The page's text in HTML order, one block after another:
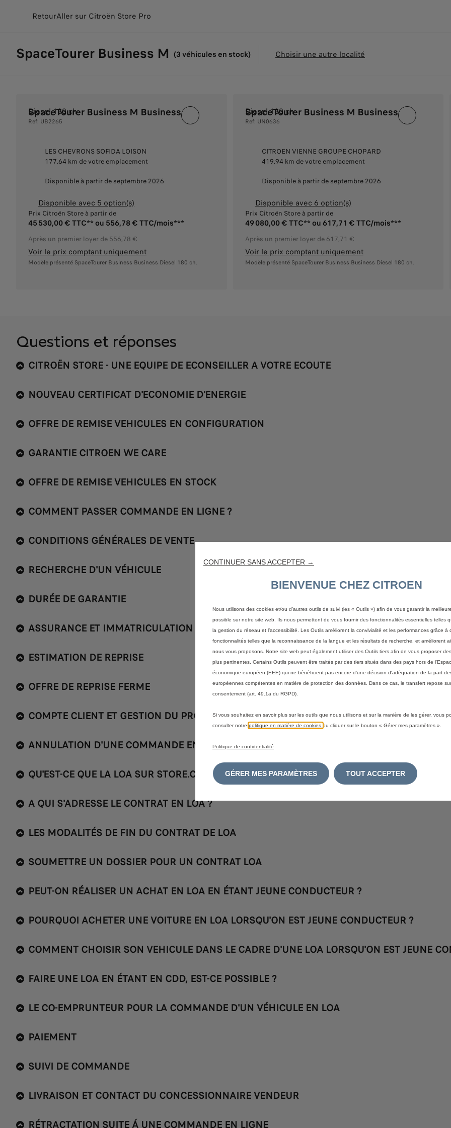
RetourAller sur Citroën Store Pro
SpaceTourer Business M (3 véhicules en stock) Choisir une autre localité
SpaceTourer Business M Business
Diesel 180 ch
Ref: UB2265
LES CHEVRONS SOFIDA LOISON
177.64 km de votre emplacement
Disponible à partir de septembre 2026
Disponible avec 5 option(s)
Prix Citroën Store à partir de
45 530,00 € TTC** ou 556,78 € TTC/mois***
Après un premier loyer de 556,78 €
Voir le prix comptant uniquement
Modèle présenté SpaceTourer Business Business Diesel 180 ch.
SpaceTourer Business M Business
Diesel 180 ch
Ref: UN0636
CITROEN VIENNE GROUPE CHOPARD
419.94 km de votre emplacement
Disponible à partir de septembre 2026
Disponible avec 6 option(s)
Prix Citroën Store à partir de
49 080,00 € TTC** ou 617,71 € TTC/mois***
Après un premier loyer de 617,71 €
Voir le prix comptant uniquement
Modèle présenté SpaceTourer Business Business Diesel 180 ch.
Questions et réponses
CITROËN STORE - UNE EQUIPE DE ECONSEILLER A VOTRE ECOUTE
NOUVEAU CERTIFICAT D'ECONOMIE D'ENERGIE
OFFRE DE REMISE VEHICULES EN CONFIGURATION
GARANTIE CITROEN WE CARE
OFFRE DE REMISE VEHICULES EN STOCK
COMMENT PASSER COMMANDE EN LIGNE ?
CONDITIONS GÉNÉRALES DE VENTE
RECHERCHE D'UN VÉHICULE
DURÉE DE GARANTIE
ASSURANCE ET IMMATRICULATION
ESTIMATION DE REPRISE
OFFRE DE REPRISE FERME
COMPTE CLIENT ET GESTION DU PROFIL
ANNULATION D'UNE COMMANDE EN LIGNE
QU'EST-CE QUE LA LOA SUR STORE.CITROEN.FR ?
A QUI S'ADRESSE LE CONTRAT EN LOA ?
LES MODALITÉS DE FIN DU CONTRAT DE LOA
SOUMETTRE UN DOSSIER POUR UN CONTRAT LOA
PEUT-ON RÉALISER UN ACHAT EN LOA EN ÉTANT JEUNE CONDUCTEUR ?
POURQUOI ACHETER UNE VOITURE EN LOA LORSQU'ON EST JEUNE CONDUCTEUR ?
COMMENT CHOISIR SON VEHICULE DANS LE CADRE D'UNE LOA LORSQU'ON EST JEUNE
FAIRE UNE LOA EN ÉTANT EN CDD, EST-CE POSSIBLE ?
LE CO-EMPRUNTEUR POUR LA COMMANDE D'UN VÉHICULE EN LOA
PAIEMENT
SUIVI DE COMMANDE
LIVRAISON ET CONTACT DU CONCESSIONNAIRE VENDEUR
RÉTRACTATION SUITE Á UNE COMMANDE EN LIGNE
CONTINUER SANS ACCEPTER →
BIENVENUE CHEZ CITROEN
Nous utilisons des cookies et/ou d’autres outils de suivi (les « Outils ») afin de vous garantir la
possible sur notre site web. Ils nous permettent de vous fournir des fonctionnalités essentielles telles
la gestion du réseau et l’accessibilité. Les Outils améliorent la convivialité et les performances grâce à
fonctionnalités telles que la reconnaissance de la langue et les résultats de recherche, et améliorent
nous vous proposons. Notre site web peut également utiliser des Outils tiers afin de vous proposer
plus pertinentes. Certains Outils peuvent être traités par des tiers situés dans des pays hors de
économique européen (EEE) qui ne bénéficient pas encore d'une décision d'adéquation de la part
européennes compétentes en matière de protection des données. Dans ce cas, le transfert repose
consentement (art. 49.1a du RGPD).
Si vous souhaitez en savoir plus sur les outils que nous utilisons et sur la manière de les gérer, vous
consulter notre politique en matière de cookies ou cliquer sur le bouton « Gérer mes paramètres ».
Politique de confidentialité
GÉRER MES PARAMÈTRES TOUT ACCEPTER